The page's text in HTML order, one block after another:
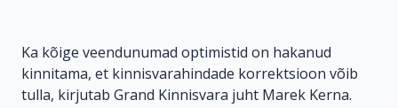
Ka kõige veendunumad optimistid on hakanud
kinnitama, et kinnisvarahindade korrektsioon võib
tulla, kirjutab Grand Kinnisvara juht Marek Kerna.